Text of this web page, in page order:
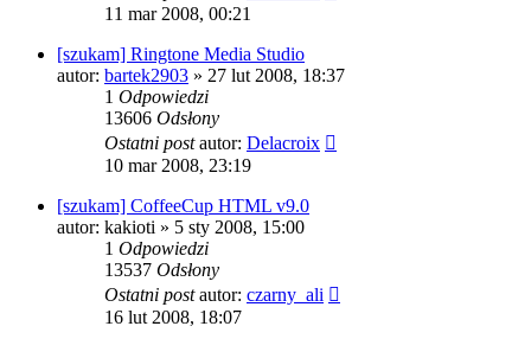
11 mar 2008, 00:21
[szukam] Ringtone Media Studio
autor: bartek2903 » 27 lut 2008, 18:37
1 Odpowiedzi
13606 Odsłony
Ostatni postautor: Delacroix
10 mar 2008, 23:19
[szukam] CoffeeCup HTML v9.0
autor: kakioti » 5 sty 2008, 15:00
1 Odpowiedzi
13537 Odsłony
Ostatni postautor: czarny_ali
16 lut 2008, 18:07